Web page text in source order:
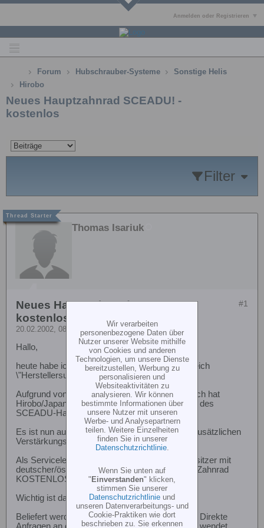
Anmelden oder Registrieren
Forum Hubschrauber-Systeme
Sonstige Helis
Hirobo
Neues Hauptzahnrad SCEADU! -
kostenlos
Filter
Thomas Isariuk
#1
Neues Hauptzahnrad SCEADU! -
kostenlos
20.02.2002, 08:27
Hallo,
heute habe ich mal eine Meldung aus dem Bereich
\"Herstellersupport\":
Aufgrund von Hinweisen aus dem Kundenbereich hat
Hirobo/Japan die Konstruktion und das Material des
SCEADU-Hauptzahnrades geändert.
Es ist nun aus schwarzem Kunststoff und mit zusätzlichen
Verstärkungsrippen versehen.
Als Serviceleistung kann JEDER SCEADU-Besitzer mit
deutscher/österreichischer Seriennummer das Zahnrad
KOSTENLOS erhalten!
Wichtig ist dabei die Vorgehensweise!!!
Beliefert werden ausschließlich Hirobo-Händler. Direkte
Wir verarbeiten
personenbezogene Daten über
Nutzer unserer Website mithilfe
von Cookies und anderen
Technologien, um unsere Dienste
bereitzustellen, Werbung zu
personalisieren und
Websiteaktivitäten zu
analysieren. Wir können
bestimmte Informationen über
unsere Nutzer mit unseren
Werbe- und Analysepartnern
teilen. Weitere Einzelheiten
finden Sie in unserer
Datenschutzrichtlinie.
Wenn Sie unten auf
" Einverstanden" klicken,
stimmen Sie unserer
Datenschutzrichtlinie und
unseren Datenverarbeitungs- und
Cookie-Praktiken wie dort
beschrieben zu. Sie erkennen